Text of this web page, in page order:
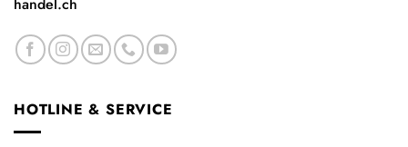
handel.ch
HOTLINE & SERVICE